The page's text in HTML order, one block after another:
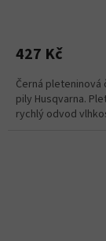
427 Kč
Černá
pily Husqvarna.
rychlý odvod